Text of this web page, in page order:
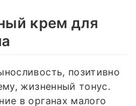
крем для
позитивно
жизненный тонус.
в органах малого